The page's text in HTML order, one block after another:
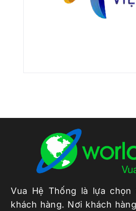
Vua Hệ Thống là lựa chọn
khách hàng. Nơi khách